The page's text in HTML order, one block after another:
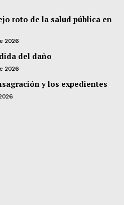
roto de la salud pública en
2026
del daño
2026
y los expedientes